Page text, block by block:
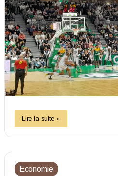
Lire la suite »
Economie